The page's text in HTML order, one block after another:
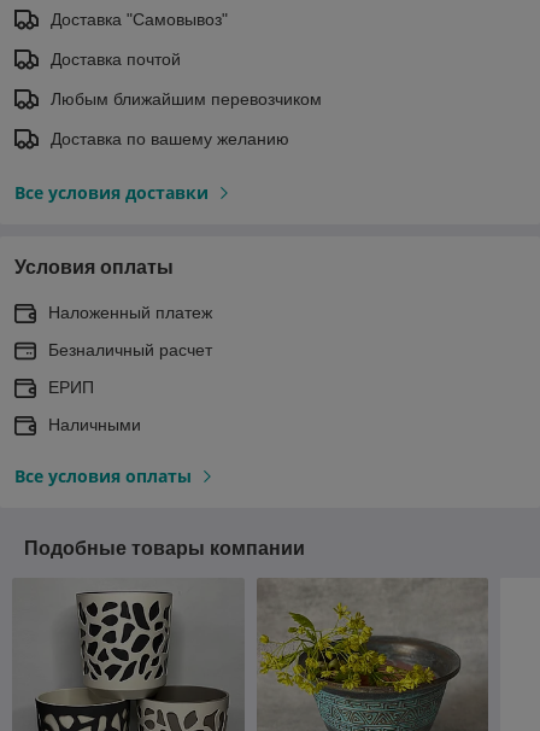
Доставка "Самовывоз"
Доставка почтой
Любым ближайшим перевозчиком
Доставка по вашему желанию
Все условия доставки
Условия оплаты
Наложенный платеж
Безналичный расчет
ЕРИП
Наличными
Все условия оплаты
Подобные товары компании